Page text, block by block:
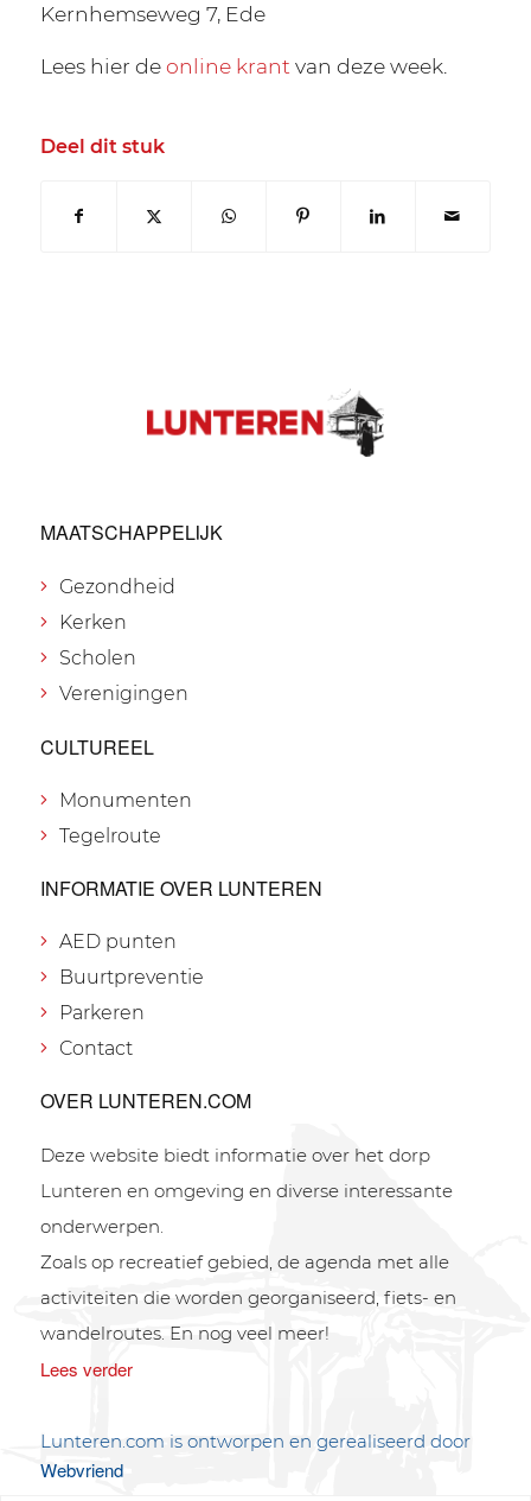
Kernhemseweg 7, Ede
Lees hier deonline krant van deze week.
Deel dit stuk
MAATSCHAPPELIJK
Gezondheid
Kerken
Scholen
Verenigingen
CULTUREEL
Monumenten
Tegelroute
INFORMATIE OVER LUNTEREN
AED punten
Buurtpreventie
Parkeren
Contact
OVER LUNTEREN.COM
Deze website biedt informatie over het dorp
Lunteren en omgeving en diverse interessante
onderwerpen.
Zoals op recreatief gebied, de agenda met alle
activiteiten die worden georganiseerd, fiets- en
wandelroutes. En nog veel meer!
Lees verder
Lunteren.com is ontworpen en gerealiseerd door
Webvriend